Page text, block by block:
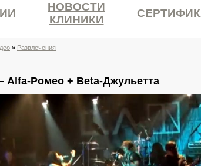
НОВОСТИ
КЛИНИКИ
» Развлечения
Ромео + Beta-Джульетта